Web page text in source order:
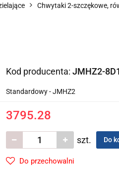
DYSTRYBUTOR SMC
Chwytaki 2-szczękowe,
Kod producenta: JMHZ2-
Standardowy - JMHZ2
3795.28
szt. Do
Do przechowalni